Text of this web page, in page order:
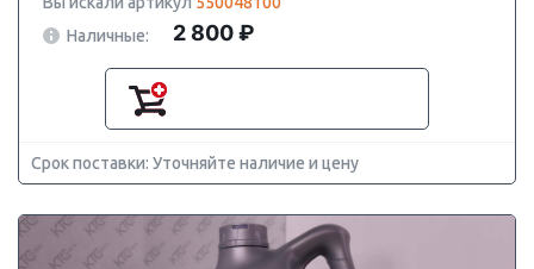
Наличные:
2 800 ₽
Срок поставки: Уточняйте наличие и цену